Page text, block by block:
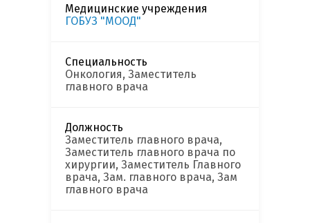
Медицинские учреждения
ГОБУЗ "МООД"
Специальность
Онкология, Заместитель
главного врача
Должность
Заместитель главного врача,
Заместитель главного врача по
хирургии, Заместитель Главного
врача, Зам. главного врача, Зам
главного врача